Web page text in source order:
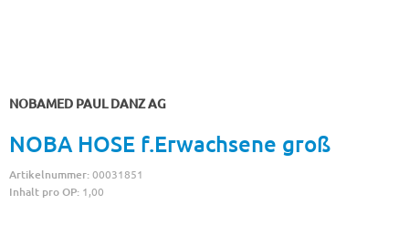
NOBAMED PAUL DANZ AG
NOBA HOSE f.Erwachsene groß
Artikelnummer:00031851
Inhalt pro OP: 1,00